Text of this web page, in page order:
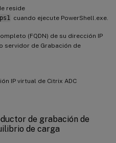
reside
cuando ejecute PowerShell.exe.
(FQDN) de su dirección IP
servidor de Grabación de
de grabación de
de carga